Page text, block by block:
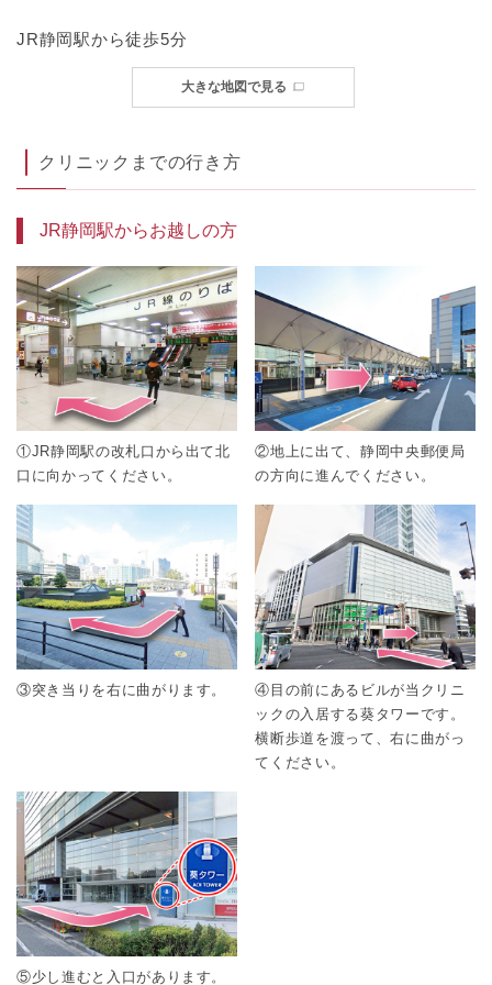
JR静岡駅から徒歩5分
大きな地図で見る
クリニックまでの行き方
JR静岡駅からお越しの方
①JR静岡駅の改札口から出て北
口に向かってください。
②地上に出て、静岡中央郵便局
の方向に進んでください。
③突き当りを右に曲がります。
④目の前にあるビルが当クリニ
ックの入居する葵タワーです。
横断歩道を渡って、右に曲がっ
てください。
⑤少し進むと入口があります。